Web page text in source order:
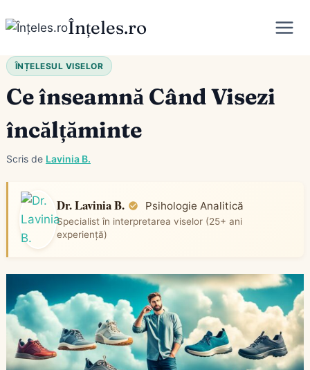
to
Înțeles.ro
ÎNȚELESUL VISELOR
Ce înseamnă Când Visezi
încălțăminte
Scris de Lavinia B.
Dr. Lavinia B. Psihologie Analitică
Specialist în interpretarea viselor (25+ ani
experiență)